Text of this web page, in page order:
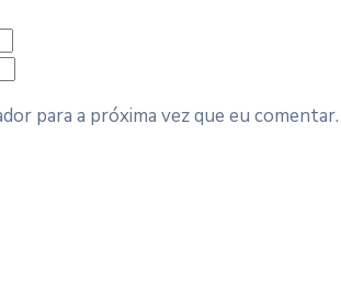
para a próxima vez que eu comentar.